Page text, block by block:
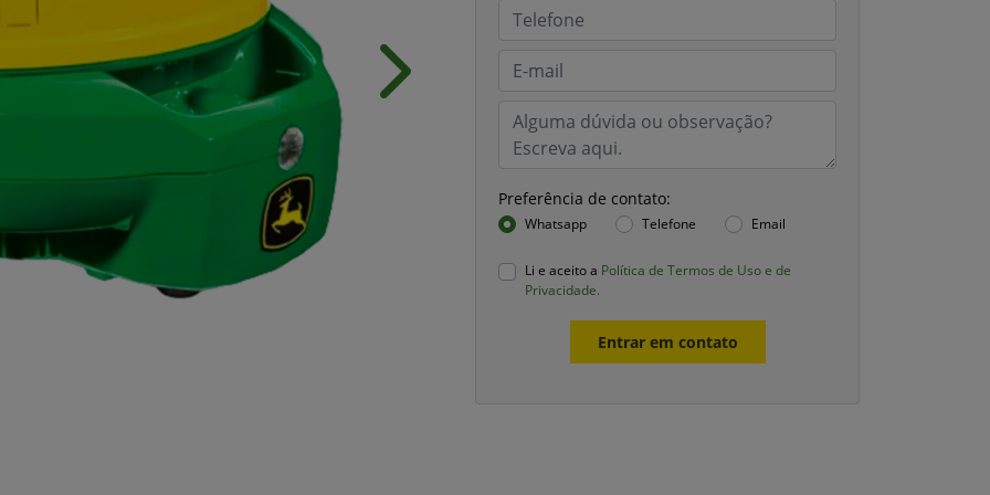
Preferência de contato:
Whatsapp Telefone Email
Li e aceito a Política de Termos de Uso e de
Privacidade.
Entrar em contato
Próximo